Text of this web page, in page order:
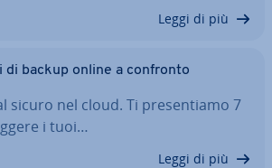
Leggi di più
di backup online a confronto
sicuro nel cloud. Ti pre­sen­tia­mo 7
i tuoi…
Leggi di più